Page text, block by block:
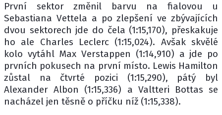
První sektor změnil barvu na fialovou u
Sebastiana Vettela a po zlepšení ve zbývajících
dvou sektorech jde do čela (1:15,170), přeskakuje
ho ale Charles Leclerc (1:15,024). Avšak skvělé
kolo vytáhl Max Verstappen (1:14,910) a jde po
prvních pokusech na první místo. Lewis Hamilton
zůstal na čtvrté pozici (1:15,290), pátý byl
Alexander Albon (1:15,336) a Valtteri Bottas se
nacházel jen těsně o příčku níž (1:15,338).